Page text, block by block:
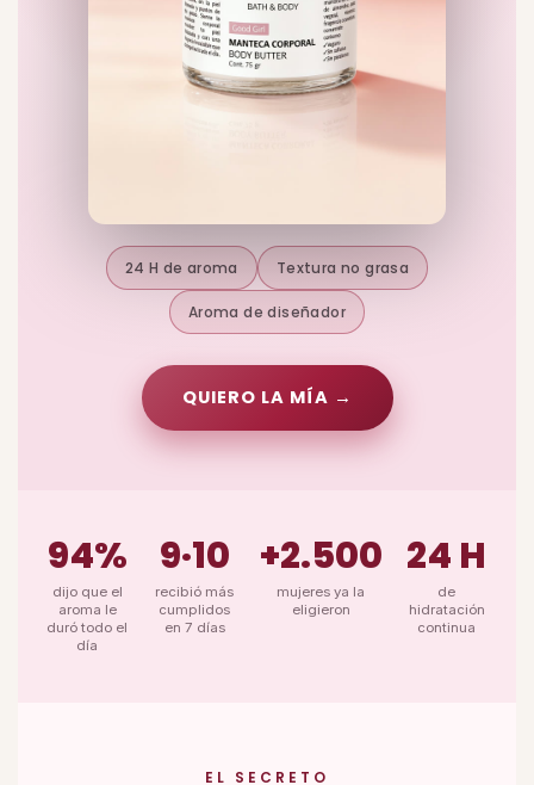
24 H de aroma Textura no grasa
Aroma de diseñador
QUIERO LA MÍA →
94%
dijo que el
aroma le
duró todo el
día
9·10
recibió más
cumplidos
en 7 días
+2.500
mujeres ya la
eligieron
24 H
de
hidratación
continua
EL SECRETO